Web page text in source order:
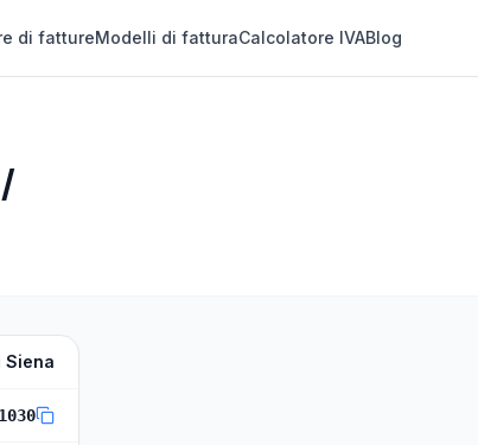
di fattureModelli di fatturaCalcolatore IVABlog
Siena